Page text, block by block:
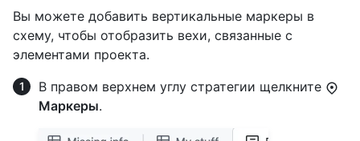
Вы можете добавить вертикальные маркеры в
схему, чтобы отобразить вехи, связанные с
элементами проекта.
В правом верхнем углу стратегии щелкните
Маркеры.